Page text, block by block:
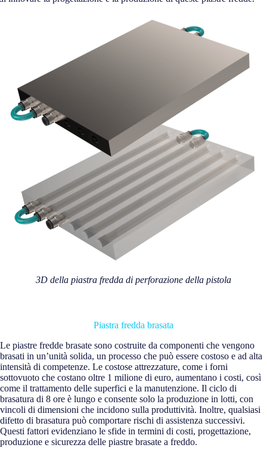
3D della piastra fredda di perforazione della pistola
Piastra fredda brasata
Le piastre fredde brasate sono costruite da componenti che vengono
brasati in un’unità solida, un processo che può essere costoso e ad alta
intensità di competenze. Le costose attrezzature, come i forni
sottovuoto che costano oltre 1 milione di euro, aumentano i costi, così
come il trattamento delle superfici e la manutenzione. Il ciclo di
brasatura di 8 ore è lungo e consente solo la produzione in lotti, con
vincoli di dimensioni che incidono sulla produttività. Inoltre, qualsiasi
difetto di brasatura può comportare rischi di assistenza successivi.
Questi fattori evidenziano le sfide in termini di costi, progettazione,
produzione e sicurezza delle piastre brasate a freddo.